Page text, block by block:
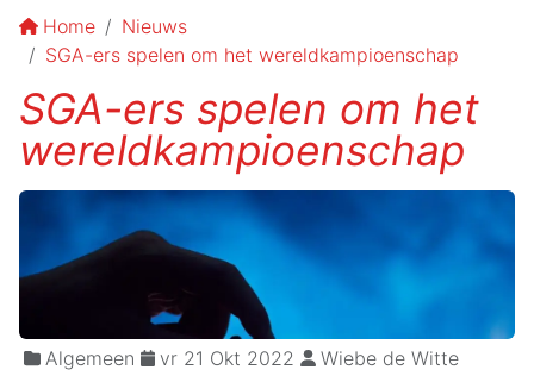
Home
Nieuws
SGA-ers spelen om het wereldkampioenschap
SGA-ers spelen om het
wereldkampioenschap
Algemeen vr 21 Okt 2022 Wiebe de Witte